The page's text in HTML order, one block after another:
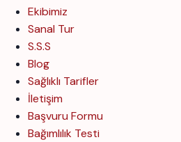
Ekibimiz
Sanal Tur
S.S.S
Blog
Sağlıklı Tarifler
İletişim
Başvuru Formu
Bağımlılık Testi